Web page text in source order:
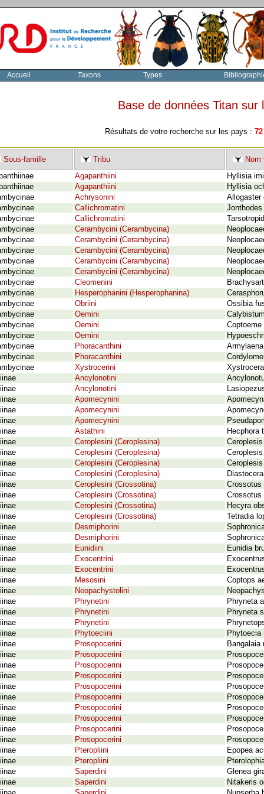
Accueil Taxons Types
Base de données Titan
Résultats de votre recherche sur les pays : 72
Sous-famille Tribu
Nom
Agapanthiini
Hyllisia
Agapanthiini
Hyllisia
Achrysonini
Allogaster
Callichromatini
Callichromatini
Cerambycini (Cerambycina)
Cerambycini (Cerambycina)
Cerambycini (Cerambycina)
Cerambycini (Cerambycina)
Cerambycini (Cerambycina)
Cleomenini
Hesperophanini (Hesperophanina)
Obriini
Ossibia
Oemini
Oemini
Coptoeme
Oemini
Phoracanthini
Phoracanthini
Xystrocerini
Ancylonotini
Ancylonotini
Apomecynini
Apomecynini
Apomecynini
Astathini
Hecphora
Ceroplesini (Ceroplesina)
Ceroplesini (Ceroplesina)
Ceroplesini (Ceroplesina)
Ceroplesini (Ceroplesina)
Ceroplesini (Crossotina)
Crossotus
Ceroplesini (Crossotina)
Crossotus
Ceroplesini (Crossotina)
Hecyra
Ceroplesini (Crossotina)
Tetradia
Desmiphorini
Desmiphorini
Eunidiini
Eunidia
Exocentrini
Exocentrini
Mesosini
Coptops
Neopachystolini
Phrynetini
Phryneta
Phrynetini
Phryneta
Phrynetini
Phytoeciini
Phytoecia
Prosopocerini
Bangalaia
Prosopocerini
Prosopocerini
Prosopocerini
Prosopocerini
Prosopocerini
Prosopocerini
Prosopocerini
Prosopocerini
Prosopocerini
Pteropliini
Epopea
Pteropliini
Saperdini
Glenea
Saperdini
Nitakeris